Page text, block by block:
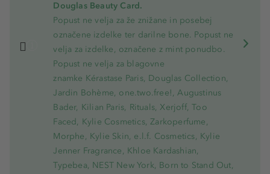
Douglas Beauty Card.
Popust ne velja za že znižane in posebej
označene izdelke ter darilne bone. Popust ne
velja za izdelke, označene z mint ponudbo.
Popust ne velja za blagovne
znamke Kérastase Paris, Douglas Collection,
Jardin Bohème, one.two.free!, Augustinus
Bader, Kilian Paris, Rituals, Xerjoff, Too
Faced, Kylie Cosmetics, Zarkoperfume,
Morphe, Kylie Skin, e.l.f. Cosmetics, Kylie
Jenner Fragrance, Khloe Kardashian,
Typebea, NEST New York, Born to Stand Out,